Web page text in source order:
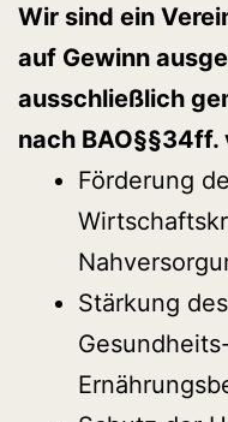
Wir sind ein
auf Gewinn
ausschließlich
nach
Förderung
Stärkung